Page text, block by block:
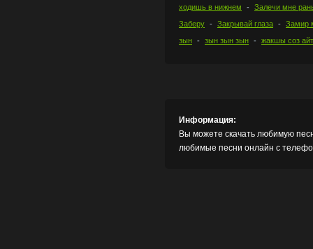
ходишь в нижнем
Залечи мне
Заберу
Закрывай глаза
Замир
зын
зын зын зын жакшы соз
Информация:
Вы можете скачать любимую
любимые песни онлайн с